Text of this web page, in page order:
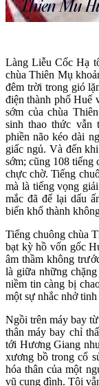
Làng Liễu Cốc Hạ
chùa Thiên Mụ
đêm trời trong gió
điện thành phố Huế
sớm của chùa
sinh thao thức vẫn
phiền não kéo dài
giấc ngủ. Và đến
sớm; cũng 108 tiếng
chực chờ. Tiếng
mà là tiếng vọng
mắc đã để lại dấu
biến khổ thành
Tiếng chuông chùa
bạt kỳ hồ vốn gốc
âm thầm không
là giữa những
niềm tin càng bị
một sự nhắc nhở
Ngồi trên máy bay
thân máy bay chỉ
tới Hương Giang
xương bồ trong cổ
hóa thân của một
vũ cung đình. Tôi